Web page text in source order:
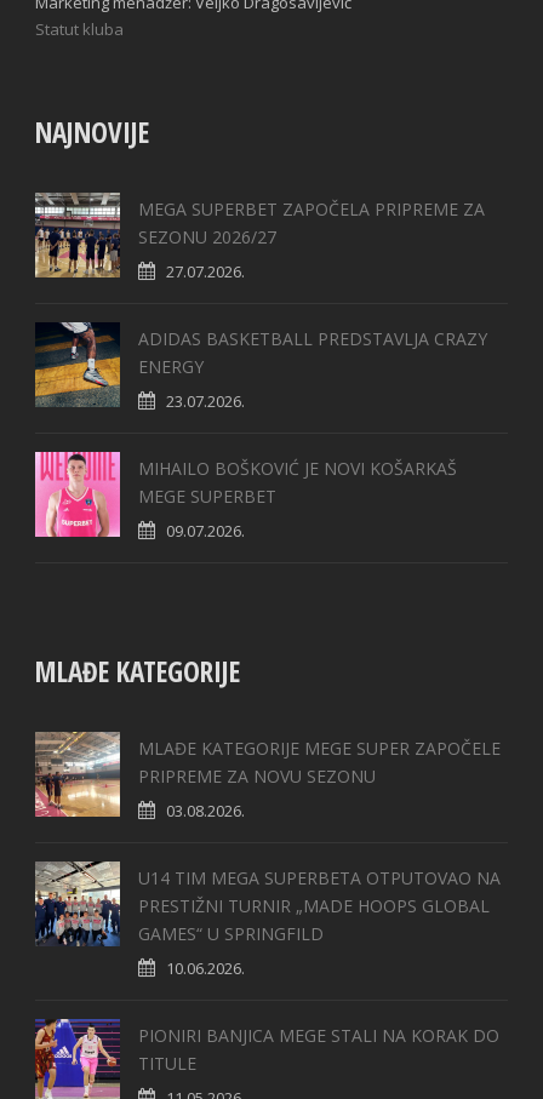
Statut kluba
NAJNOVIJE
MEGA SUPERBET ZAPOČELA PRIPREME ZA
SEZONU 2026/27
27.07.2026.
ADIDAS BASKETBALL PREDSTAVLJA CRAZY
ENERGY
23.07.2026.
MIHAILO BOŠKOVIĆ JE NOVI KOŠARKAŠ
MEGE SUPERBET
09.07.2026.
MLAĐE KATEGORIJE
MLAĐE KATEGORIJE MEGE SUPER ZAPOČELE
PRIPREME ZA NOVU SEZONU
03.08.2026.
U14 TIM MEGA SUPERBETA OTPUTOVAO NA
PRESTIŽNI TURNIR „MADE HOOPS GLOBAL
GAMES“ U SPRINGFILD
10.06.2026.
PIONIRI BANJICA MEGE STALI NA KORAK DO
TITULE